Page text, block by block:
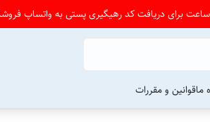
ماقوانین و مقررات